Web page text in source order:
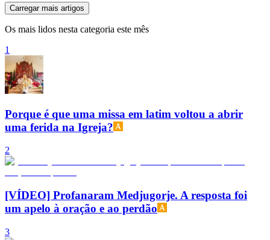
Carregar mais artigos
Os mais lidos nesta categoria este mês
1
Porque é que uma missa em latim voltou a abrir
uma ferida na Igreja?
2
[VÍDEO] Profanaram Medjugorje. A resposta foi
um apelo à oração e ao perdão
3